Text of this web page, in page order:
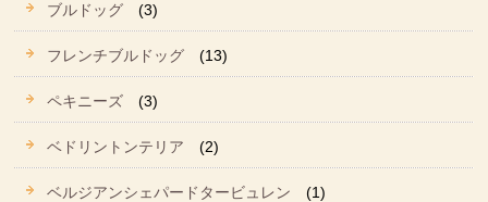
ブルドッグ (3)
フレンチブルドッグ (13)
ペキニーズ (3)
ベドリントンテリア (2)
ベルジアンシェパードタービュレン (1)